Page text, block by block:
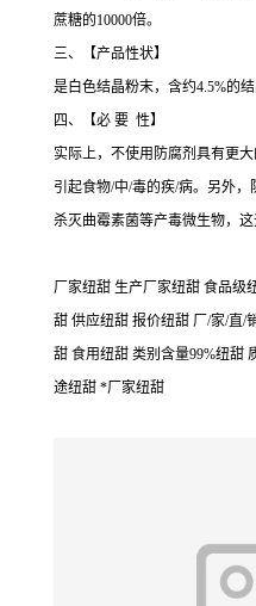
蔗糖的10000倍。
三、【产品性状】
是白色结晶粉末，含约4.5%的
四、【必 要 性】
实际上，不使用防腐剂具有更
引起食物/中/毒的疾/病。另外
杀灭曲霉素菌等产毒微生物，这
厂家纽甜 生产厂家纽甜 食品级
甜 供应纽甜 报价纽甜 厂/家/直/
甜 食用纽甜 类别含量99%纽甜
途纽甜 *厂家纽甜